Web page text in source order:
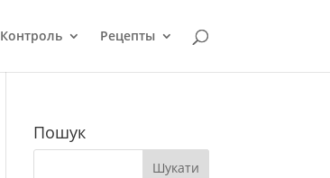
Контроль Рецепты
Пошук